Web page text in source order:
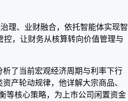
理、业财融合，依托智能体实现智
，让财务从核算转向价值管理与
了当前宏观经济周期与利率下行
产轮动规律，他详解大宗商品、
等核心策略，为上市公司闲置资金